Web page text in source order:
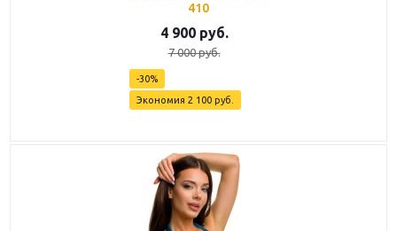
410
4 900руб.
7 000руб.
-30%
Экономия 2 100руб.